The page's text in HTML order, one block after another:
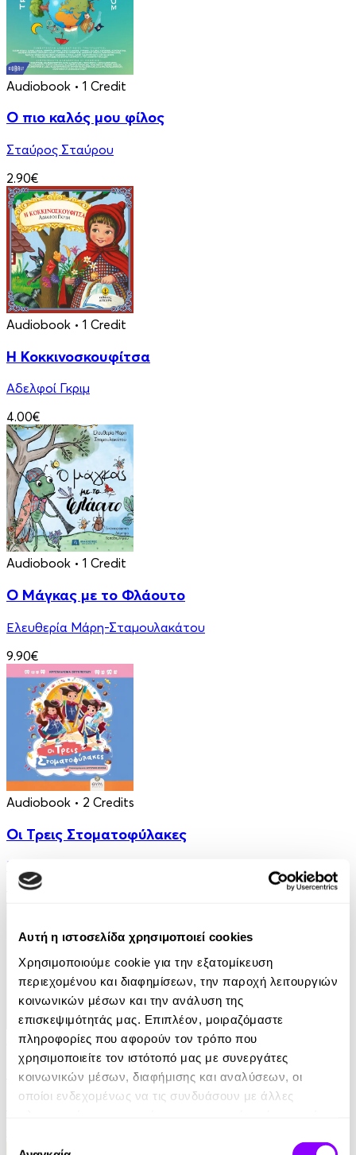
Αυτή η ιστοσελίδα χρησιμοποιεί cookies
Χρησιμοποιούμε cookie για την εξατομίκευση
περιεχομένου και διαφημίσεων, την παροχή λειτουργιών
κοινωνικών μέσων και την ανάλυση της
επισκεψιμότητάς μας. Επιπλέον, μοιραζόμαστε
πληροφορίες που αφορούν τον τρόπο που
χρησιμοποιείτε τον ιστότοπό μας με συνεργάτες
κοινωνικών μέσων, διαφήμισης και αναλύσεων, οι
οποίοι ενδεχομένως να τις συνδυάσουν με άλλες
Audiobook • 1 Credit
Ο πιο καλός μου φίλος
Σταύρος Σταύρου
2.90€
Audiobook • 1 Credit
Η Κοκκινοσκουφίτσα
Αδελφοί Γκριμ
4.00€
Audiobook • 1 Credit
Ο Μάγκας με το Φλάουτο
Ελευθερία Μάρη-Σταμουλακάτου
9.90€
Audiobook • 2 Credits
Οι Τρεις Στοματοφύλακες
Κρυσταλλένια Βιγγοπούλου
13.50€
Audiobook • 1 Credit
Το Σαμοβάρι με τα Παραμύθια - Η Μύτη
Nikolai Gogol